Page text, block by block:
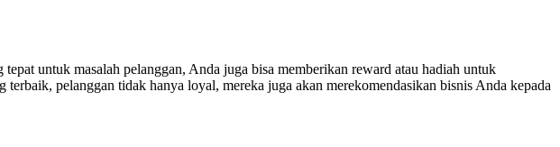
untuk masalah pelanggan, Anda juga bisa memberikan reward atau hadiah untuk
pelanggan tidak hanya loyal, mereka juga akan merekomendasikan bisnis Anda kepada